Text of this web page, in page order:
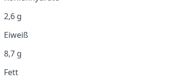
2,6 g
Eiweiß
8,7 g
Fett